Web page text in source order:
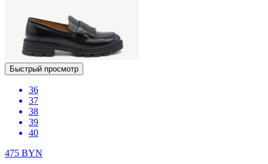
Быстрый просмотр
36
37
38
39
40
475 BYN